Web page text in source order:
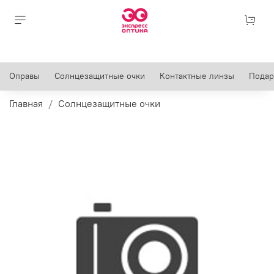
Оправы Солнцезащитные очки Контактные линзы
Главная Солнцезащитные очки